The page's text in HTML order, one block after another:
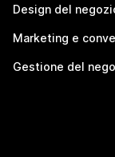
Design del
Marketing e
Gestione del